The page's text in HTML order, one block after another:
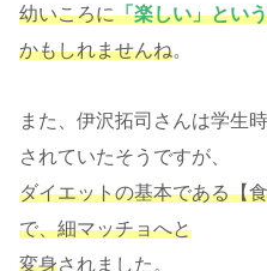
幼いころに「楽しい」とい
かもしれませんね。
また、伊沢拓司さんは学生
されていたそうですが、
ダイエットの基本である【
で、細マッチョへと
変身されました。